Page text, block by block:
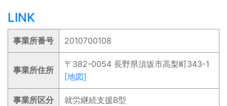
LINK
事業所番号 2010700108
事業所住所
〒382-0054 長野県須坂市高梨町343-1
[地図]
事業所区分 就労継続支援B型